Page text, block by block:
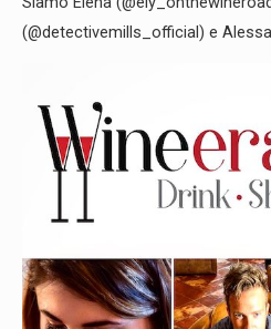
(@detectivemills_official) e